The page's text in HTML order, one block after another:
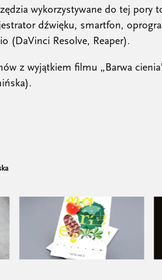
wykorzystywane do tej pory
dźwięku, smartfon,
(DaVinci Resolve, Reaper).
z wyjątkiem filmu „Barwa